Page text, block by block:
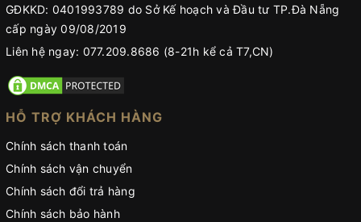
GĐKKD: 0401993789 do Sở Kế hoạch và Đầu tư TP.Đà Nẵng
cấp ngày 09/08/2019
Liên hệ ngay: 077.209.8686 (8-21h kể cả T7,CN)
HỖ TRỢ KHÁCH HÀNG
Chính sách thanh toán
Chính sách vận chuyển
Chính sách đổi trả hàng
Chính sách bảo hành